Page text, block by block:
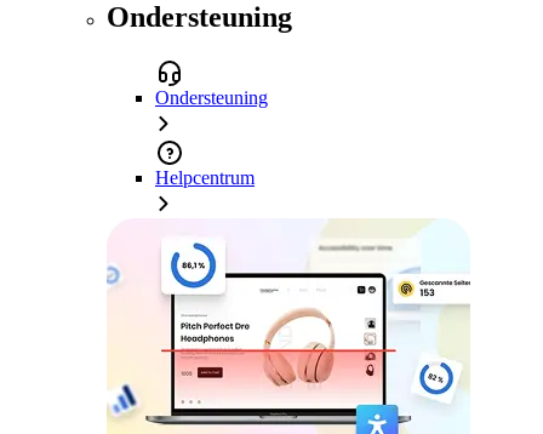
Ondersteuning
Ondersteuning
Helpcentrum